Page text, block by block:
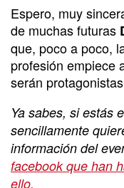
Espero, muy
de muchas futuras
que, poco a poco,
profesión empiece
serán
Ya sabes, si estás
sencillamente
información del
facebook que han
ello.